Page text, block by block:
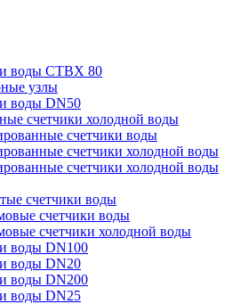
воды СТВХ 80
узлы
воды DN50
счетчики холодной воды
счетчики воды
счетчики холодной воды
счетчики холодной воды
счетчики воды
счетчики воды
счетчики холодной воды
воды DN100
воды DN20
воды DN200
воды DN25